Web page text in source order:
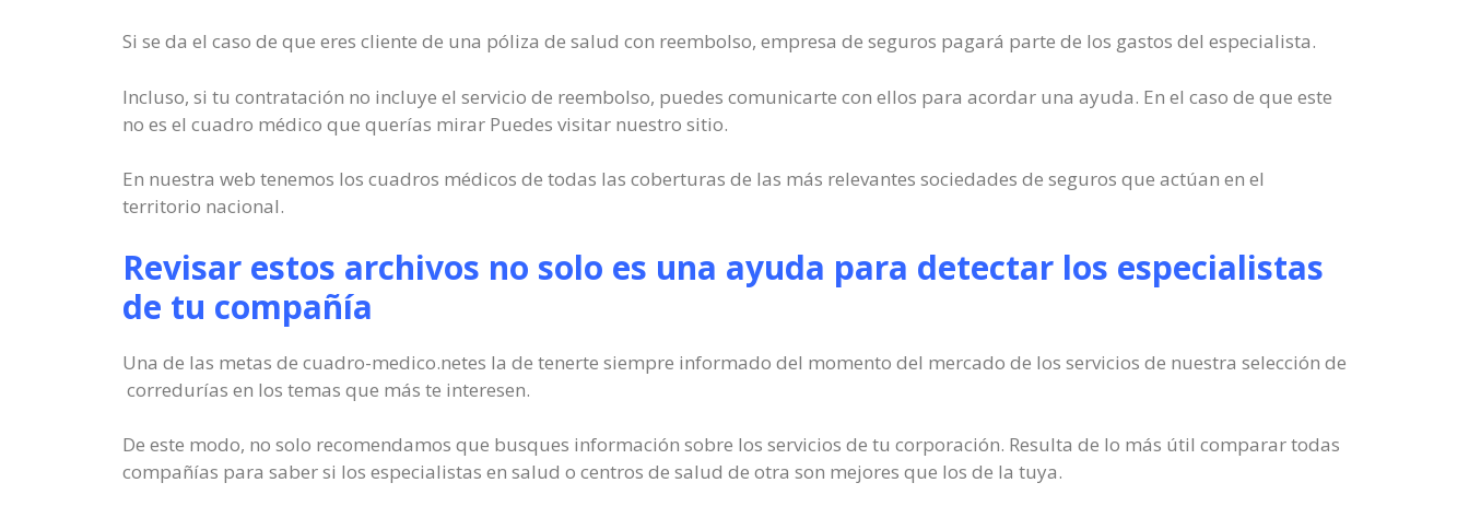
Si se da el caso de que eres cliente de una póliza de salud con reembolso, empresa de seguros pagará parte de los gastos del especialista.
Incluso, si tu contratación no incluye el servicio de reembolso, puedes comunicarte con ellos para acordar una ayuda. En el caso de que este
no es el cuadro médico que querías mirar Puedes visitar nuestro sitio.
En nuestra web tenemos los cuadros médicos de todas las coberturas de las más relevantes sociedades de seguros que actúan en el
territorio nacional.
Revisar estos archivos no solo es una ayuda para detectar los especialistas
de tu compañía
Una de las metas de cuadro-medico.netes la de tenerte siempre informado del momento del mercado de los servicios de nuestra selección de
corredurías en los temas que más te interesen.
De este modo, no solo recomendamos que busques información sobre los servicios de tu corporación. Resulta de lo más útil comparar todas
compañías para saber si los especialistas en salud o centros de salud de otra son mejores que los de la tuya.